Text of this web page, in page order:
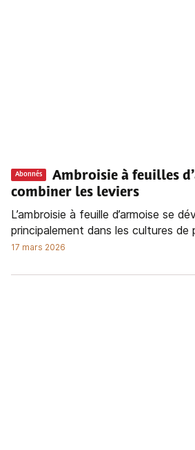
Abonnés
Ambroisie à feuilles
combiner les leviers
L’ambroisie à feuille d’armoise se
principalement dans les cultures de
17 mars 2026